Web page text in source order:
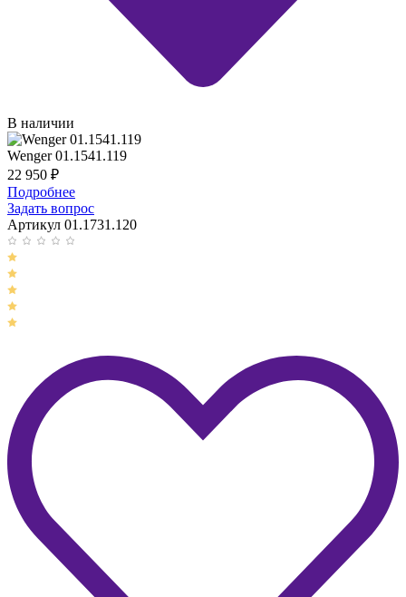
В наличии
Wenger 01.1541.119
22 950 ₽
Подробнее
Задать вопрос
Артикул 01.1731.120